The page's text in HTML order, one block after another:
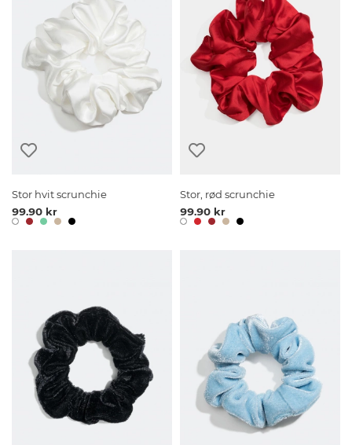
Stor hvit scrunchie
99.90 kr
Stor, rød scrunchie
99.90 kr